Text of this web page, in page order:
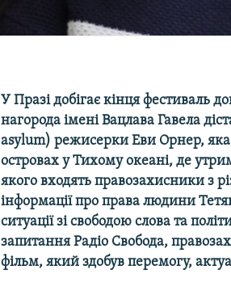
У Празі добігає кінця фестиваль
нагорода іменіВацлава Гавела
asylum) режисерки Еви Орнер, яка
островах у Тихому океані, де
якого входять правозахисники з
інформації про права людини
ситуації зі свободою слова та
запитання Радіо Свобода,
фільм, який здобув перемогу,